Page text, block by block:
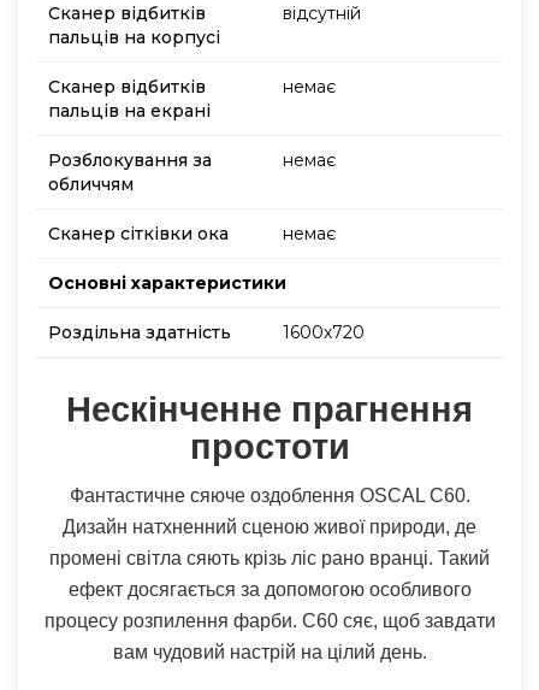
Сканер відбитків
пальців на корпусі
відсутній
Сканер відбитків
пальців на екрані
немає
Розблокування за
обличчям
немає
Сканер сітківки ока немає
Основнi характеристики
Роздільна здатність 1600х720
Нескінченне прагнення
простоти
Фантастичне сяюче оздоблення OSCAL C60.
Дизайн натхненний сценою живої природи, де
промені світла сяють крізь ліс рано вранці. Такий
ефект досягається за допомогою особливого
процесу розпилення фарби. C60 сяє, щоб завдати
вам чудовий настрій на цілий день.